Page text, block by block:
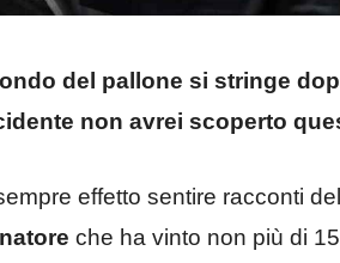
del pallone si stringe
non avrei scoperto
effetto sentire racconti
che ha vinto non più di